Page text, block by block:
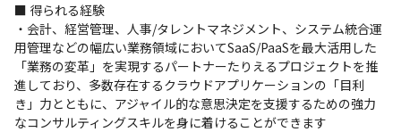
■ 得られる経験
・会計、経営管理、人事/タレントマネジメント、システム統合運
用管理などの幅広い業務領域においてSaaS/PaaSを最大活用した
「業務の変革」を実現するパートナーたりえるプロジェクトを推
進しており、多数存在するクラウドアプリケーションの「目利
き」力とともに、アジャイル的な意思決定を支援するための強力
なコンサルティングスキルを身に着けることができます